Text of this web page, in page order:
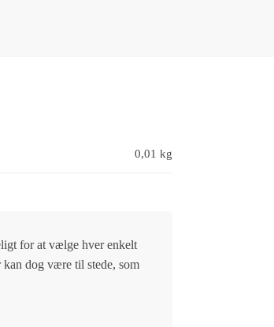
0,01 kg
for at vælge hver enkelt
dog være til stede, som